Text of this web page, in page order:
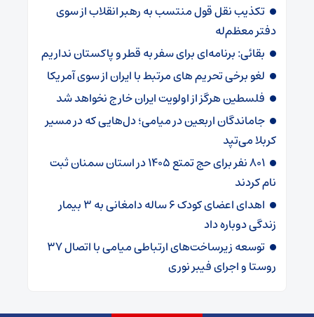
تکذیب نقل قول منتسب به رهبر انقلاب از سوی
دفتر معظم‌له
بقائی: برنامه‌ای برای سفر به قطر و پاکستان نداریم
لغو برخی تحریم های مرتبط با ایران از سوی آمریکا
فلسطین هرگز از اولویت ایران خارج نخواهد شد
جاماندگان اربعین در میامی؛ دل‌هایی که در مسیر
کربلا می‌تپد
۸۰۱ نفر برای حج تمتع ۱۴۰۵ در استان سمنان ثبت
نام کردند
اهدای اعضای کودک ۶ ساله دامغانی به ۳ بیمار
زندگی دوباره داد
توسعه زیرساخت‌های ارتباطی میامی با اتصال ۳۷
روستا و اجرای فیبر نوری